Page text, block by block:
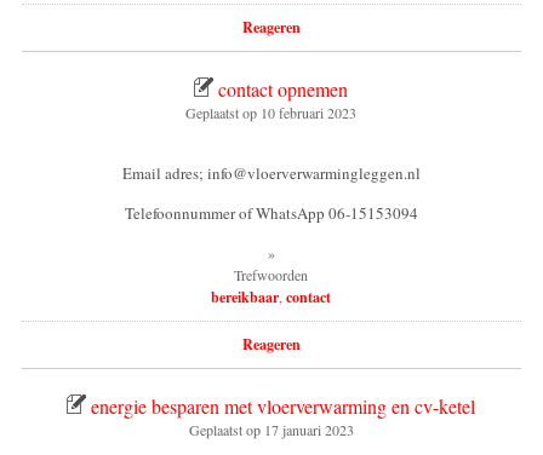
Reageren
contact opnemen
Geplaatst op 10 februari 2023
Email adres; info@vloerverwarmingleggen.nl
Telefoonnummer of WhatsApp 06-15153094
»
Trefwoorden
bereikbaar ,contact
Reageren
energie besparen met vloerverwarming en cv-ketel
Geplaatst op 17 januari 2023